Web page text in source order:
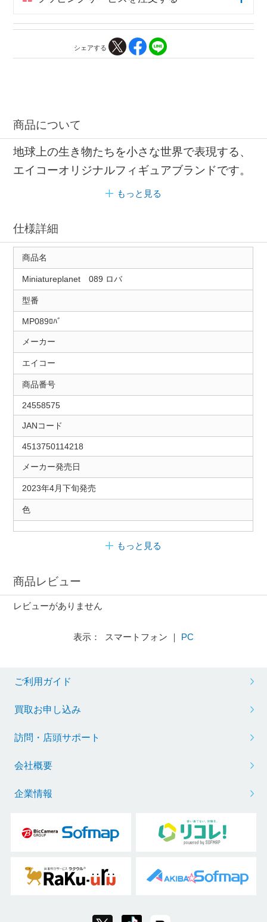
シェアする
商品について
地球上の生き物たちを小さな世界で表現する、
エイコーオリジナルフィギュアブランドです。
もっと見る
仕様詳細
商品名
Miniatureplanet 089 ロバ
型番
MP089ﾛﾊﾞ
メーカー
エイコー
商品番号
24558575
JANコード
4513750114218
メーカー発売日
2023年4月下旬発売
色
もっと見る
商品レビュー
レビューがありません
表示： スマートフォン ｜ PC
ご利用ガイド
買取お申し込み
訪問・店頭サポート
会社概要
企業情報